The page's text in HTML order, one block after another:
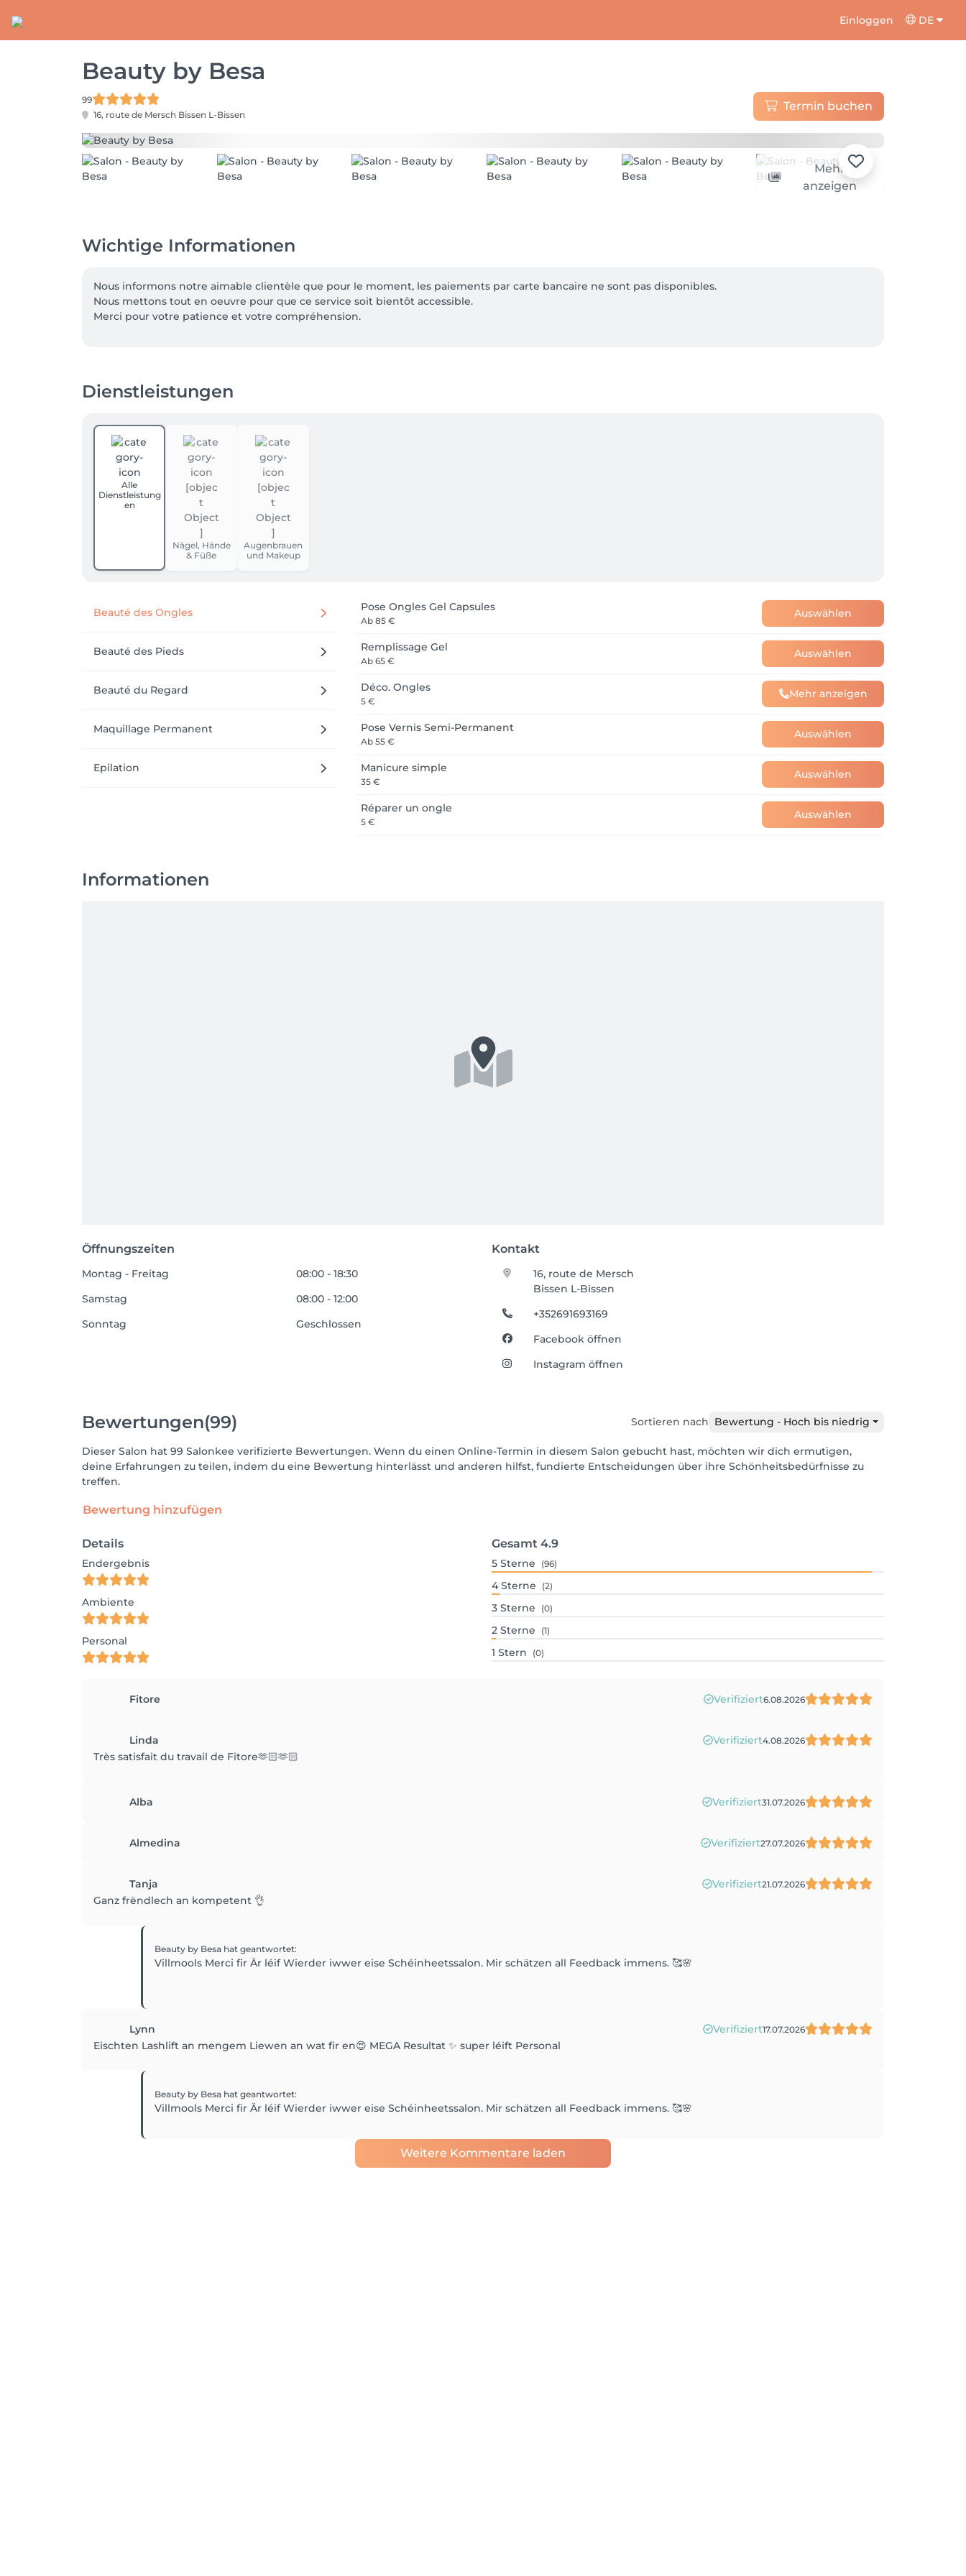
Einloggen DE
Beauty by Besa
99
16, route de Mersch Bissen L-Bissen
Termin buchen
Mehr
anzeigen
Wichtige Informationen
Nous informons notre aimable clientèle que pour le moment, les paiements par carte bancaire ne sont pas disponibles.
Nous mettons tout en oeuvre pour que ce service soit bientôt accessible.
Merci pour votre patience et votre compréhension.
Dienstleistungen
Alle
Dienstleistung
en
Nägel, Hände
& Füße
Augenbrauen
und Makeup
Beauté des Ongles
Beauté des Pieds
Beauté du Regard
Maquillage Permanent
Epilation
Pose Ongles Gel Capsules
Ab 85 €
Auswählen
Remplissage Gel
Ab 65 €
Auswählen
Déco. Ongles
5 €
Mehr anzeigen
Pose Vernis Semi-Permanent
Ab 55 €
Auswählen
Manicure simple
35 €
Auswählen
Réparer un ongle
5 €
Auswählen
Informationen
Öffnungszeiten Kontakt
Montag - Freitag
08:00 - 18:30
Samstag
08:00 - 12:00
Sonntag
Geschlossen
16, route de Mersch
Bissen L-Bissen
+352691693169
Facebook öffnen
Instagram öffnen
Bewertungen(99) Sortieren nach Bewertung - Hoch bis niedrig
Dieser Salon hat 99 Salonkee verifizierte Bewertungen. Wenn du einen Online-Termin in diesem Salon gebucht hast, möchten wir dich ermutigen,
deine Erfahrungen zu teilen, indem du eine Bewertung hinterlässt und anderen hilfst, fundierte Entscheidungen über ihre Schönheitsbedürfnisse zu
treffen.
Bewertung hinzufügen
Details
Endergebnis
Ambiente
Personal
Gesamt 4.9
5 Sterne (96)
4 Sterne (2)
3 Sterne (0)
2 Sterne (1)
1 Stern (0)
Fitore Verifiziert6.08.2026
Linda Verifiziert4.08.2026
Très satisfait du travail de Fitore🫶🏻🫶🏻
Alba Verifiziert31.07.2026
Almedina Verifiziert27.07.2026
Tanja Verifiziert21.07.2026
Ganz frëndlech an kompetent 👌
Beauty by Besa hat geantwortet:
Villmools Merci fir Är léif Wierder iwwer eise Schéinheetssalon. Mir schätzen all Feedback immens. 🥰🌸
Lynn Verifiziert17.07.2026
Eischten Lashlift an mengem Liewen an wat fir en😍 MEGA Resultat ✨️ super léift Personal
Beauty by Besa hat geantwortet:
Villmools Merci fir Är léif Wierder iwwer eise Schéinheetssalon. Mir schätzen all Feedback immens. 🥰🌸
Weitere Kommentare laden